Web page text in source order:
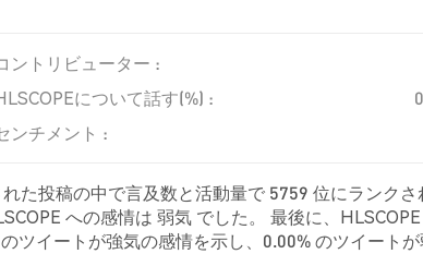
ントリビューター :
について話す(%) :
ンチメント :
た投稿の中で言及数と活動量で 5759 位にランクさ
への感情は 弱気 でした。 最後に、
ツイートが強気の感情を示し、0.00% のツイート